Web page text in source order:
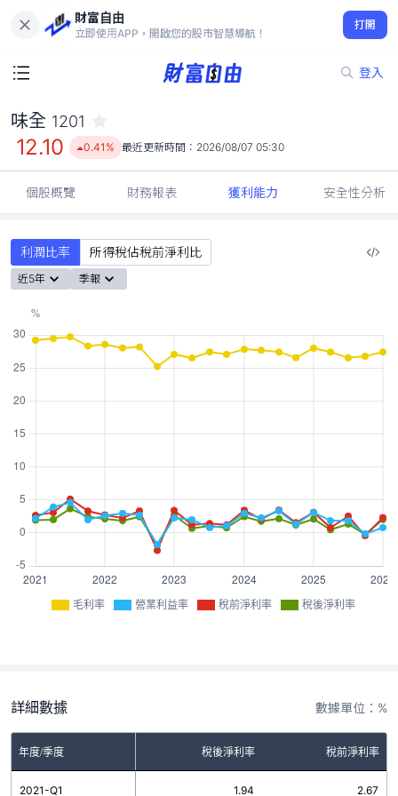
財富自由
立即使用APP，開啟您的股市智慧導航！
打開
登入
12.10
0.41%
味全 1201
12.10 0.41% 最近更新時間： 2026/08/07 05:30
個股概覽 財務報表 獲利能力 安全性分析
利潤比率 所得稅佔稅前淨利比
近5年 季報
毛利率 營業利益率 稅前淨利率 稅後淨利率
詳細數據 數據單位：%
年度/季度 稅後淨利率 稅前淨利率
2021-Q1 1.94 2.67